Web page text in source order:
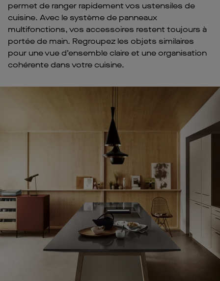
permet de ranger rapidement vos ustensiles de
cuisine. Avec le système de panneaux
multifonctions, vos accessoires restent toujours à
portée de main. Regroupez les objets similaires
pour une vue d’ensemble claire et une organisation
cohérente dans votre cuisine.